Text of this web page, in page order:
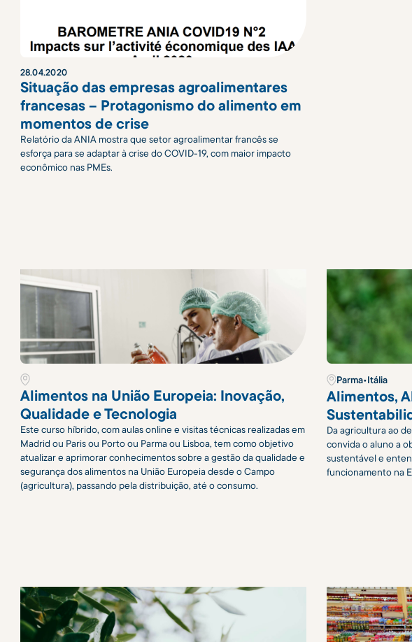
28.04.2020
Situação das empresas agroalimentares
francesas – Protagonismo do alimento em
momentos de crise
Relatório da ANIA mostra que setor agroalimentar francês se
esforça para se adaptar à crise do COVID-19, com maior impacto
econômico nas PMEs.
Alimentos na União Europeia: Inovação,
Qualidade e Tecnologia
Este curso híbrido, com aulas online e visitas técnicas realizadas em
Madrid ou Paris ou Porto ou Parma ou Lisboa, tem como objetivo
atualizar e aprimorar conhecimentos sobre a gestão da qualidade e
segurança dos alimentos na União Europeia desde o Campo
(agricultura), passando pela distribuição, até o consumo.
Parma•Itália
Alimentos,
Da agricultura ao
convida o aluno a
sustentável e
funcionamento na